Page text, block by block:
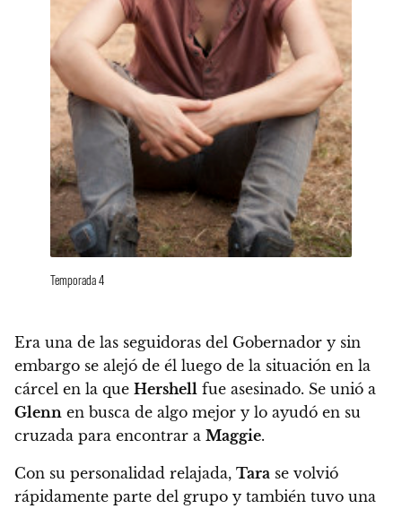
Temporada 4
Era una de las seguidoras del Gobernador y sin
embargo se alejó de él luego de la situación en la
cárcel en la que Hershell fue asesinado. Se unió a
Glenn en busca de algo mejor y lo ayudó en su
cruzada para encontrar a Maggie.
Con su personalidad relajada, Tara se volvió
rápidamente parte del grupo y también tuvo una